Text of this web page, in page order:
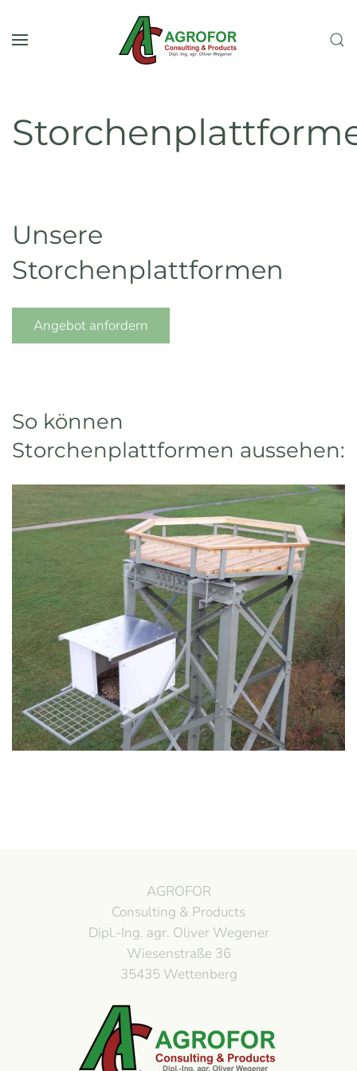
Zum Hauptinhalt springen
Unsere
Storchenplattformen
Angebot anfordern
So können
Storchenplattformen aussehen:
AGROFOR
Consulting & Products
Dipl.-Ing. agr. Oliver Wegener
Wiesenstraße 36
35435 Wettenberg